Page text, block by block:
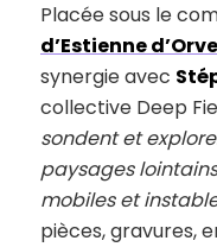
Placée sous le
d’Estienne
synergie avec
collective Deep
sondent et
paysages
mobiles et
pièces, gravures,